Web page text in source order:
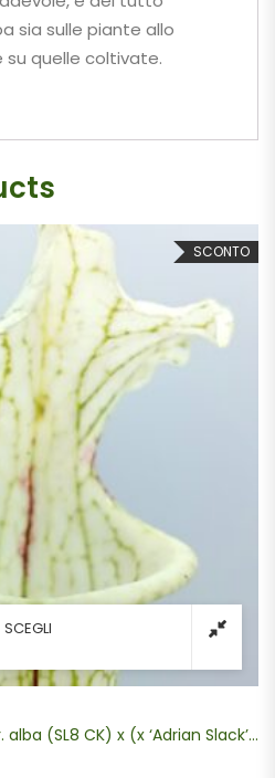
sia sulle piante allo
quelle coltivate.
SCONTO
SCEGLI
Sarracenia leucophylla var. alba (SL8 CK) x (x ‘Adrian Slack’), da seme, esemplari assortiti